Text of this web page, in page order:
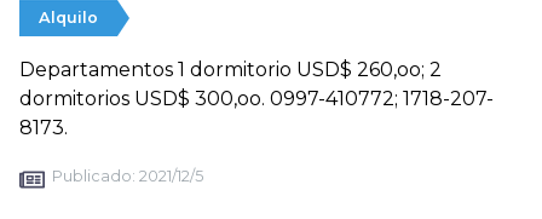
Alquilo
Departamentos 1 dormitorio USD$ 260,oo; 2
dormitorios USD$ 300,oo. 0997-410772; 1718-207-
8173.
Publicado: 2021/12/5